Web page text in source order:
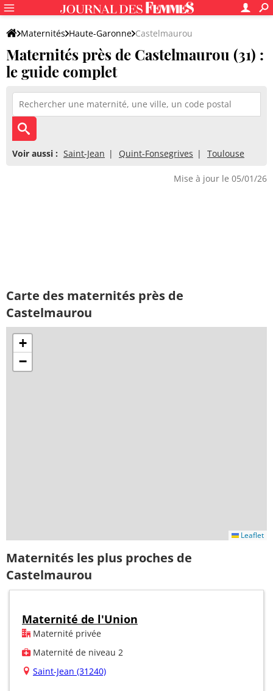
Maternités Haute-Garonne Castelmaurou
Maternités près de Castelmaurou (31) :
le guide complet
Voir aussi : Saint-Jean Quint-Fonsegrives Toulouse
Mise à jour le 05/01/26
Carte des maternités près de
Castelmaurou
+
−
Leaflet
Maternités les plus proches de
Castelmaurou
Maternité de l'Union
Maternité privée
Maternité de niveau 2
Saint-Jean (31240)